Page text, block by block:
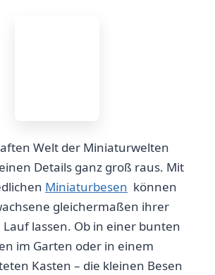
Welt der Miniaturwelten
Details​ ganz groß raus. Mit
Miniaturbesen ​ können
gleichermaßen ihrer
‍lassen. Ob in einer bunten
im Garten oder in einem
Kasten – die kleinen Besen